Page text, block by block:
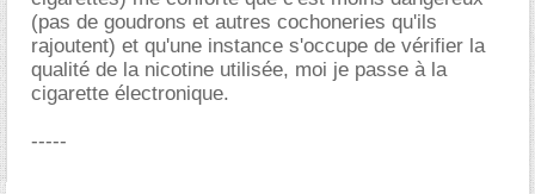
(pas de goudrons et autres cochoneries qu'ils
rajoutent) et qu'une instance s'occupe de vérifier la
qualité de la nicotine utilisée, moi je passe à la
cigarette électronique.
-----